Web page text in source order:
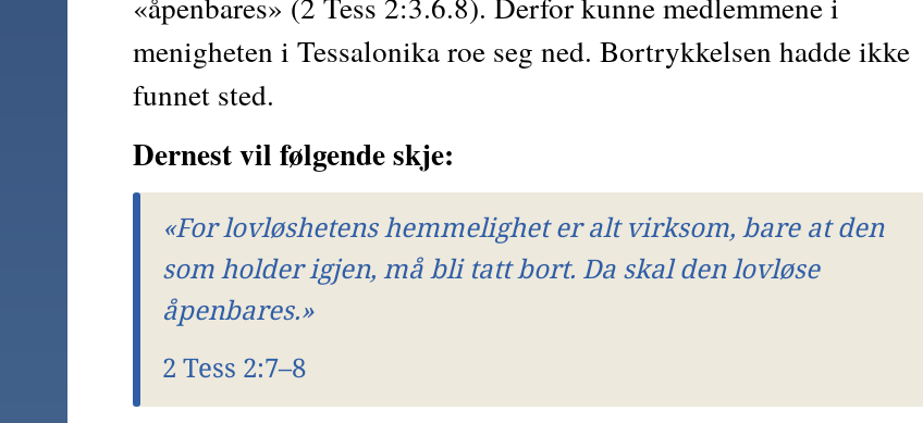
menigheten i Tessalonika roe seg ned. Bortrykkelsen hadde ikke
funnet sted.
Dernest vil følgende skje:
«For lovløshetens hemmelighet er alt virksom, bare at den
som holder igjen, må bli tatt bort. Da skal den lovløse
åpenbares.»
2 Tess 2:7–8